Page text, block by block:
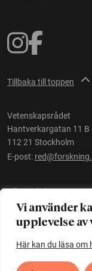
Vi använder
upplevelse av
Här kan du läsa om
Tillbaka till toppen
Vetenskapsrådet
Hantverkargatan 11 B
112 21 Stockholm
E-post:
Tillgänglighet
Ett initiativ av